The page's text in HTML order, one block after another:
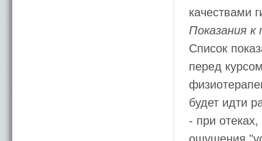
качествами
Показания к
Список
перед
будет идти
- при